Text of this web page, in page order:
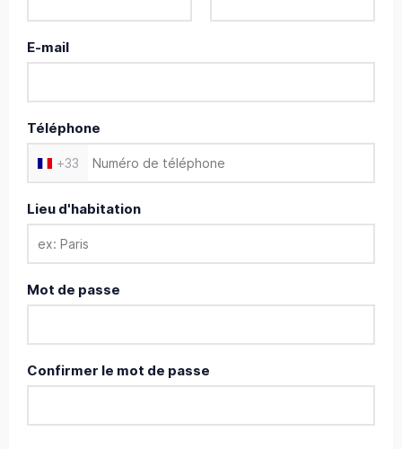
E-mail
Téléphone
+33
Lieu d'habitation
Mot de passe
Confirmer le mot de passe